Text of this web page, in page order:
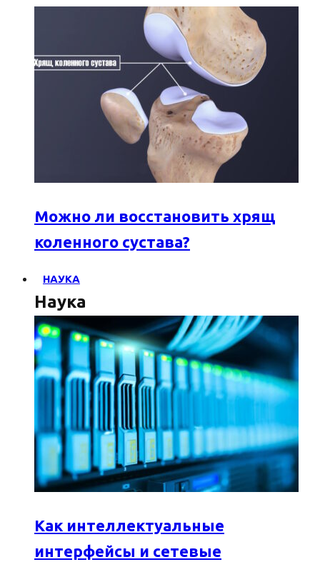
Можно ли восстановить хрящ
коленного сустава?
НАУКА
Наука
Как интеллектуальные
интерфейсы и сетевые